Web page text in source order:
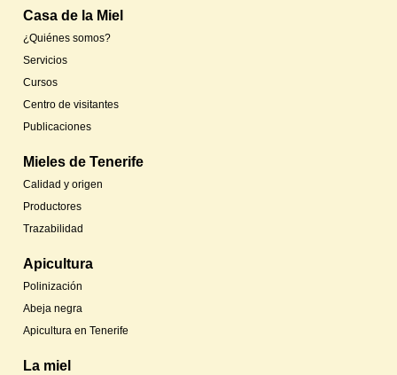
Casa de la Miel
¿Quiénes somos?
Servicios
Cursos
Centro de visitantes
Publicaciones
Mieles de Tenerife
Calidad y origen
Productores
Trazabilidad
Apicultura
Polinización
Abeja negra
Apicultura en Tenerife
La miel